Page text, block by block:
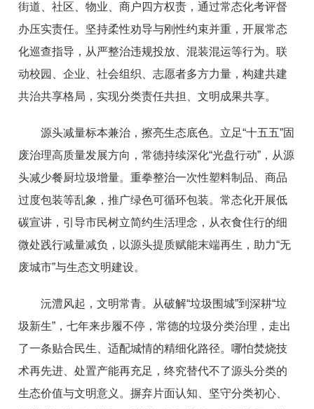
街道、社区、物业、商户四方权责，通过常态化考评督
办压实责任。坚持柔性劝导与刚性约束并重，开展常态
化巡查指导，从严整治违规投放、混装混运等行为。联
动校园、企业、社会组织、志愿者多方力量，构建共建
共治共享格局，实现分类责任共担、文明成果共享。
源头减量标本兼治，擦亮生态底色。立足“十五五”固
废治理高质量发展方向，常德持续深化“光盘行动”，从源
头减少餐厨垃圾增量。重拳整治一次性塑料制品、商品
过度包装等乱象，推广绿色可循环包装。常态化开展低
碳宣讲，引导市民树立简约生活理念，从衣食住行的细
微处践行减量减负，以源头提质赋能末端再生，助力“无
废城市”与生态文明建设。
沅澧风起，文明常青。从破解“垃圾围城”到深耕“垃
圾新生”，七年来步履不停，常德的垃圾分类治理，走出
了一条贴合民生、适配城情的精细化路径。哪怕焚烧技
术再先进、处置产能再充足，终究替代不了源头分类的
生态价值与文明意义。摒弃片面认知、坚守分类初心、